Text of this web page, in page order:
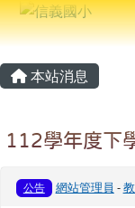
跳至主內容區
信義國小
導覽列
主內容區域
本站消息
112學年度下
公告 網站管理員 -
頁尾區域